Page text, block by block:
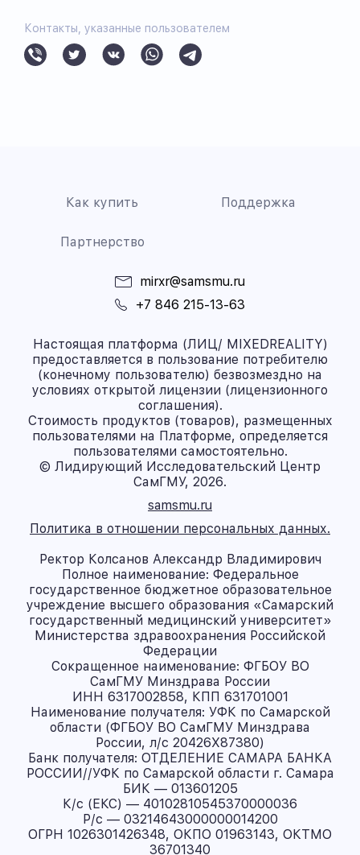
Контакты, указанные пользователем
Как купить Поддержка
Партнерство
mirxr@samsmu.ru
+7 846 215-13-63
Настоящая платформа (ЛИЦ/ MIXEDREALITY)
предоставляется в пользование потребителю
(конечному пользователю) безвозмездно на
условиях открытой лицензии (лицензионного
соглашения).
Стоимость продуктов (товаров), размещенных
пользователями на Платформе, определяется
пользователями самостоятельно.
© Лидирующий Исследовательский Центр
СамГМУ, 2026.
samsmu.ru
Политика в отношении персональных данных.
Ректор Колсанов Александр Владимирович
Полное наименование: Федеральное
государственное бюджетное образовательное
учреждение высшего образования «Самарский
государственный медицинский университет»
Министерства здравоохранения Российской
Федерации
Сокращенное наименование: ФГБОУ ВО
СамГМУ Минздрава России
ИНН 6317002858, КПП 631701001
Наименование получателя: УФК по Самарской
области (ФГБОУ ВО СамГМУ Минздрава
России, л/с 20426X87380)
Банк получателя: ОТДЕЛЕНИЕ САМАРА БАНКА
РОССИИ//УФК по Самарской области г. Самара
БИК — 013601205
К/с (ЕКС) — 40102810545370000036
Р/с — 03214643000000014200
ОГРН 1026301426348, ОКПО 01963143, ОКТМО
36701340